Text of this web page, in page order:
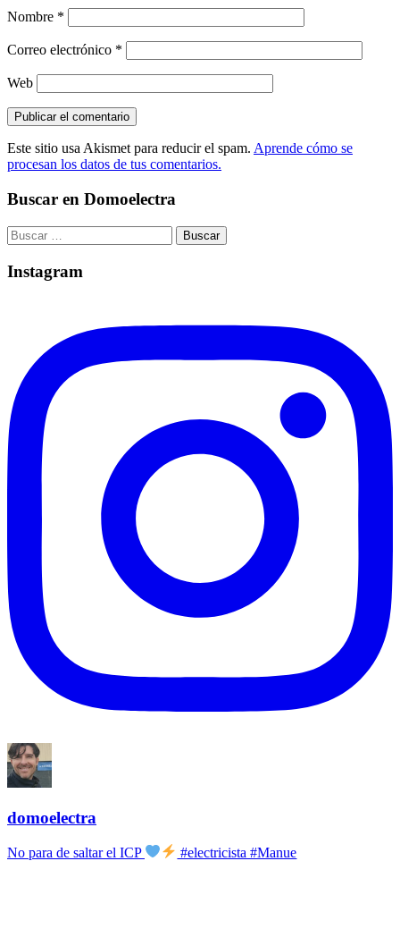
Nombre *
Correo electrónico *
Web
Este sitio usa Akismet para reducir el spam. Aprende cómo se
procesan los datos de tus comentarios.
Buscar en Domoelectra
Buscar:
Instagram
domoelectra
No para de saltar el ICP #electricista #Manue